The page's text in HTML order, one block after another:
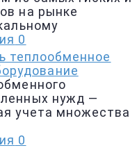
на рынке
0
теплообменное
нужд —
учета множества
0